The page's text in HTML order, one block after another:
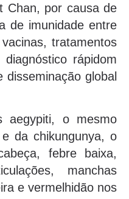
Chan, por causa de
de imunidade entre
tratamentos
rápidom
disseminação global
aegypiti, o mesmo
da chikungunya, o
febre baixa,
manchas
e vermelhidão nos